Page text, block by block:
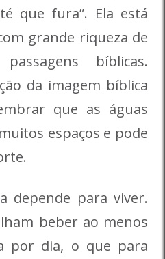
que fura”. Ela está
grande riqueza de
bíblicas.
da imagem bíblica
que as águas
espaços e pode
depende para viver.
beber ao menos
por dia, o que para